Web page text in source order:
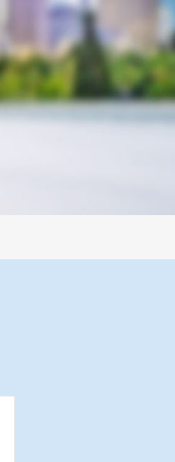
人工制焦球法一致或优于人